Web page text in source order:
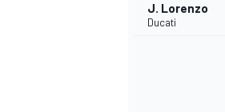
J. Lorenzo
Ducati